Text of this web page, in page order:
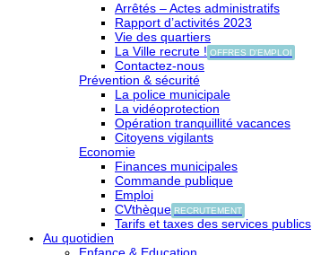
Arrêtés – Actes administratifs
Rapport d’activités 2023
Vie des quartiers
La Ville recrute ! OFFRES D'EMPLOI
Contactez-nous
Prévention & sécurité
La police municipale
La vidéoprotection
Opération tranquillité vacances
Citoyens vigilants
Economie
Finances municipales
Commande publique
Emploi
CVthèque RECRUTEMENT
Tarifs et taxes des services publics
Au quotidien